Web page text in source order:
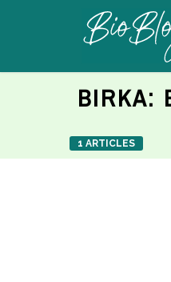
BIRKA:
1 ARTICLES